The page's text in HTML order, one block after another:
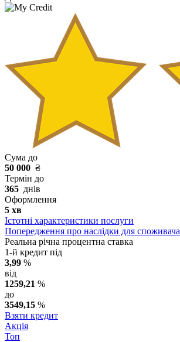
Сума до
50 000 ₴
Термін до
365 днів
Оформлення
5 хв
Істотні характеристики послуги
Попередження про наслідки для споживача
Реальна річна процентна ставка
1-й кредит під
3,99 %
від
1259,21 %
до
3549,15 %
Взяти кредит
Акція
Топ